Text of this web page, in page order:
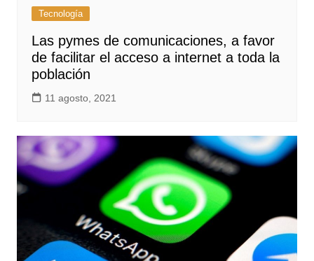
Tecnología
Las pymes de comunicaciones, a favor
de facilitar el acceso a internet a toda la
población
11 agosto, 2021